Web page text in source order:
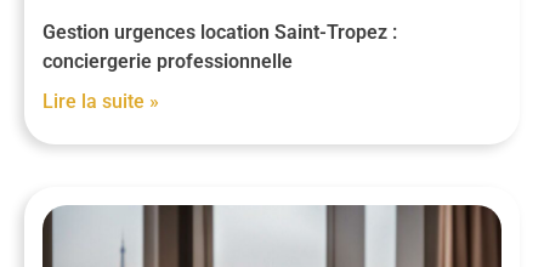
Gestion urgences location Saint-Tropez :
conciergerie professionnelle
Lire la suite »